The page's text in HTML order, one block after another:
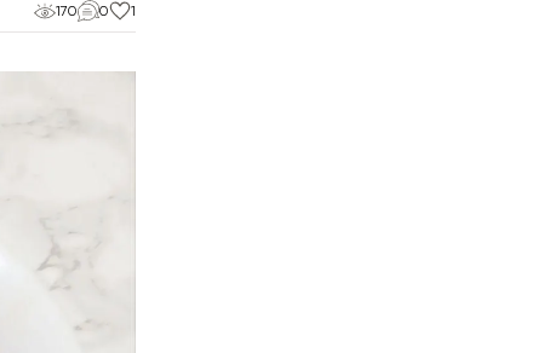
170 0 1